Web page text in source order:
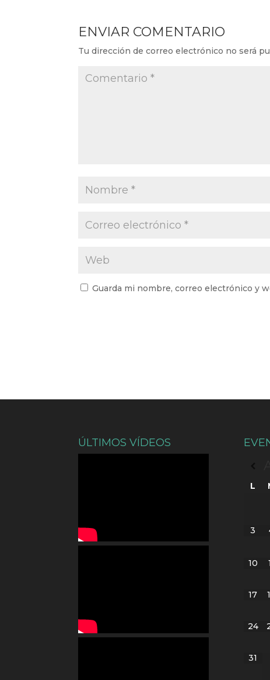
ENVIAR COMENTARIO
Tu dirección de correo electrónico no será
Guarda mi nombre, correo electrónico y
ÚLTIMOS VÍDEOS
L
3
10
17
24
31